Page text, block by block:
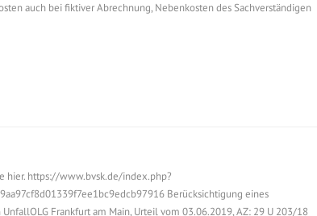
auch bei fiktiver Abrechnung, Nebenkosten des Sachverständigen
hier. https://www.bvsk.de/index.php?
Berücksichtigung eines
Frankfurt am Main, Urteil vom 03.06.2019, AZ: 29 U 203/18